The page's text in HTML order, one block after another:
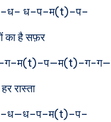
ध–प–म(t)–प–
का है सफ़र
ग—
रास्ता